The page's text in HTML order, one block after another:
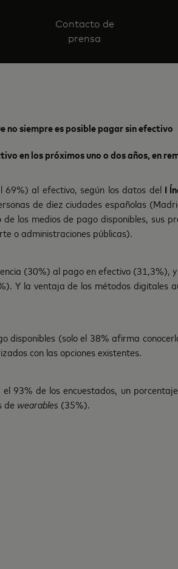
Contacto de
prensa
no siempre es posible pagar sin efectivo
en los próximos uno o dos años, en
al efectivo, según los datos del I
de diez ciudades españolas
los medios de pago disponibles, sus
o administraciones públicas).
(30%) al pago en efectivo (31,3%),
Y la ventaja de los métodos digitales
disponibles (solo el 38% afirma
con las opciones existentes.
el 93% de los encuestados, un
de wearables (35%).